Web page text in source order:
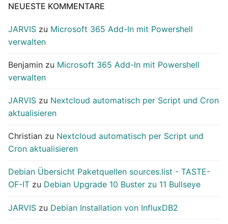
NEUESTE KOMMENTARE
JARVIS zu Microsoft 365 Add-In mit Powershell
verwalten
Benjamin zu Microsoft 365 Add-In mit Powershell
verwalten
JARVIS zu Nextcloud automatisch per Script und Cron
aktualisieren
Christian zu Nextcloud automatisch per Script und
Cron aktualisieren
Debian Übersicht Paketquellen sources.list - TASTE-
OF-IT zu Debian Upgrade 10 Buster zu 11 Bullseye
JARVIS zu Debian Installation von InfluxDB2